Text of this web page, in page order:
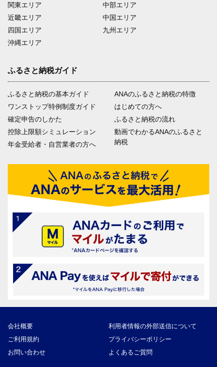
関東エリア
近畿エリア
四国エリア
沖縄エリア
中部エリア
中国エリア
九州エリア
ふるさと納税ガイド
ふるさと納税の基本ガイド
ワンストップ特例制度ガイド
確定申告のしかた
控除上限額シミュレーション
年金受給者・自営業者の方へ
ANAのふるさと納税の特徴
はじめての方へ
ふるさと納税の流れ
動画でわかるANAのふるさと
納税
会社概要
利用者情報の外部送信について
ご利用規約
プライバシーポリシー
お問い合わせ
よくあるご質問